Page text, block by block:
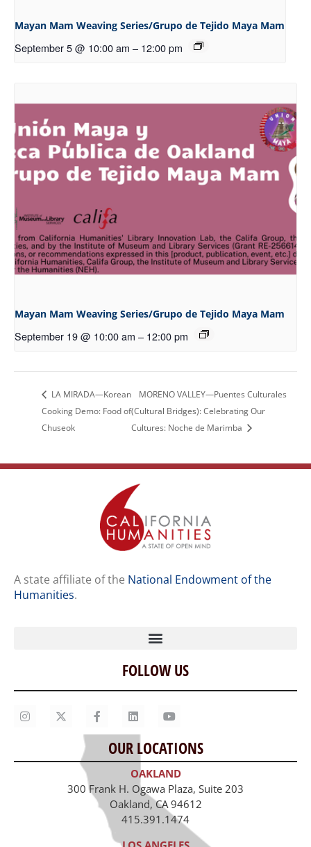
Mayan Mam Weaving Series/Grupo de Tejido Maya Mam
September 5 @ 10:00 am – 12:00 pm
Mayan Mam Weaving Series/Grupo de Tejido Maya Mam
September 19 @ 10:00 am – 12:00 pm
LA MIRADA—Korean
Cooking Demo: Food of
Chuseok
MORENO VALLEY—Puentes Culturales
(Cultural Bridges): Celebrating Our
Cultures: Noche de Marimba
A state affiliate of the National Endowment of the
Humanities.
Home
Our Story
Contact Us
Staff
Job Opportunities
FOLLOW US
OUR LOCATIONS
OAKLAND
300 Frank H. Ogawa Plaza, Suite 203
Oakland, CA 94612
415.391.1474